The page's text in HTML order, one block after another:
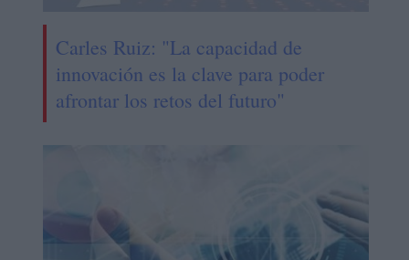
Carles Ruiz: "La capacidad de
innovación es la clave para poder
afrontar los retos del futuro"